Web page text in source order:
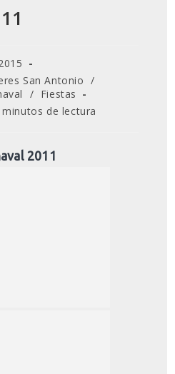
San Antonio /
/ Fiestas
minutos de lectura
2011